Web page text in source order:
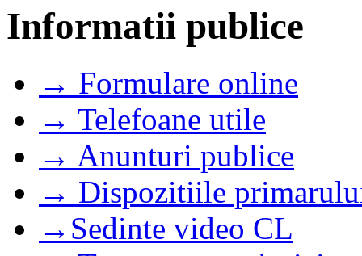
Informatii publice
→ Formulare online
→ Telefoane utile
→ Anunturi publice
→ Dispozitiile
→Sedinte video CL